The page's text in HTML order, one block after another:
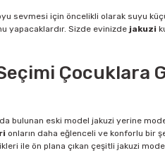
sevmesi için öncelikli olarak suyu
yapacaklardır. Sizde evinizde jakuzi
Çocuklara
bulunan eski model jakuzi yerine
onların daha eğlenceli ve konforlu bir
ile ön plana çıkan çeşitli jakuzi